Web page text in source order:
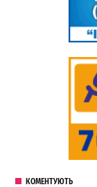
КОМЕНТУЮТЬ